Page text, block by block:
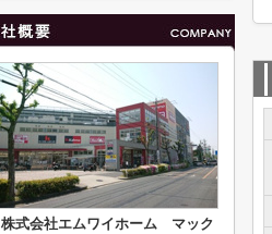
株式会社エムワイホーム マック